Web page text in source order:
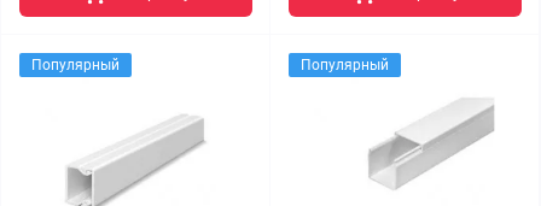
Популярный Популярный